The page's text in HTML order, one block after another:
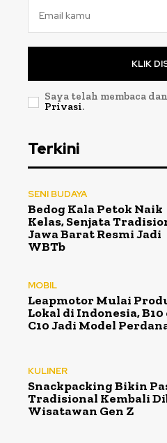
KLIK
Saya telah membaca
Privasi.
Terkini
SENI BUDAYA
Bedog Kala Petok Naik
Kelas, Senjata
Jawa Barat Resmi Jadi
WBTb
MOBIL
Leapmotor Mulai
Lokal di Indonesia, B10
C10 Jadi Model
KULINER
Snackpacking Bikin
Tradisional Kembali
Wisatawan Gen Z